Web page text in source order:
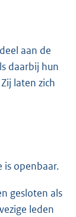
aan de
daarbij hun
laten zich
is openbaar.
gesloten als
leden